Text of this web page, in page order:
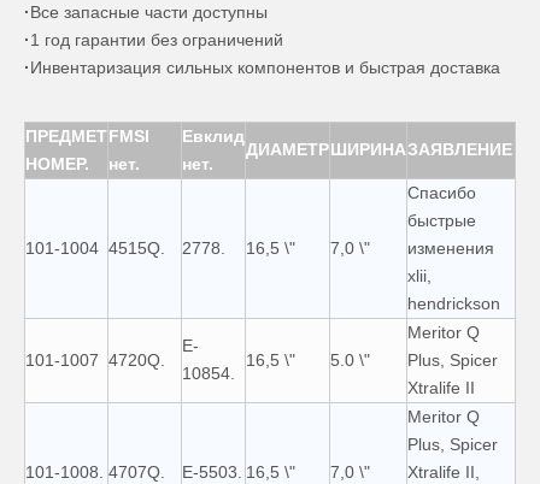
·Все запасные части доступны
·1 год гарантии без ограничений
·Инвентаризация сильных компонентов и быстрая доставка
ПРЕДМЕТ
НОМЕР.
FMSI
нет.
Евклид
нет.
ДИАМЕТРШИРИНАЗАЯВЛЕНИЕ
101-1004 4515Q. 2778. 16,5 \" 7,0 \"
Спасибо
быстрые
изменения
xlii,
hendrickson
101-1007 4720Q.
E-
10854.
16,5 \" 5.0 \"
Meritor Q
Plus, Spicer
Xtralife II
101-1008. 4707Q. E-5503. 16,5 \" 7,0 \"
Meritor Q
Plus, Spicer
Xtralife II,